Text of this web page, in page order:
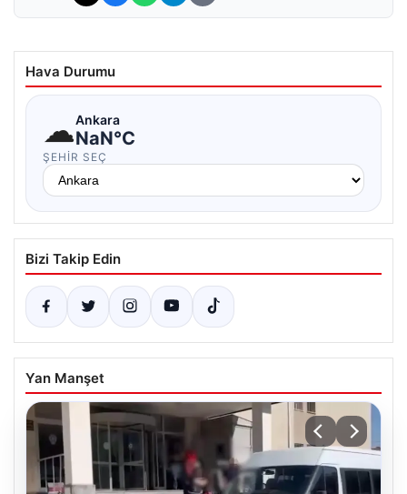
Hava Durumu
☁Ankara
NaN°C
ŞEHIR SEÇ
Bizi Takip Edin
Yan Manşet